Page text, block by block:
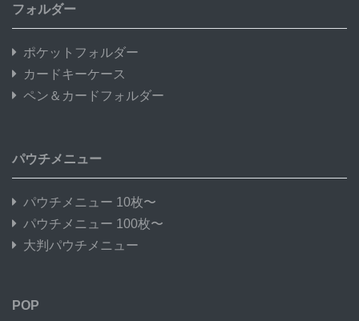
フォルダー
ポケットフォルダー
カードキーケース
ペン＆カードフォルダー
パウチメニュー
パウチメニュー 10枚〜
パウチメニュー 100枚〜
大判パウチメニュー
POP